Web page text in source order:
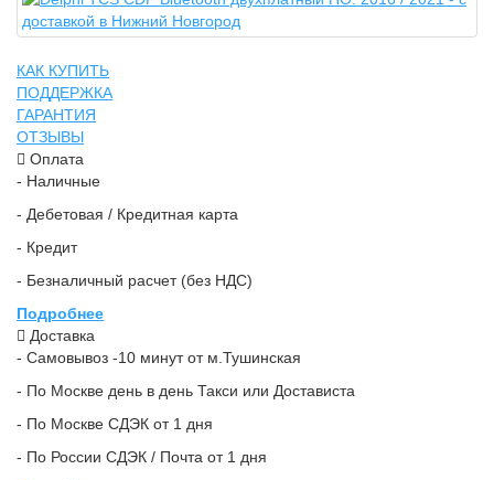
КАК КУПИТЬ
ПОДДЕРЖКА
ГАРАНТИЯ
ОТЗЫВЫ
Оплата
- Наличные
- Дебетовая / Кредитная карта
- Кредит
- Безналичный расчет (без НДС)
Подробнее
Доставка
- Самовывоз -10 минут от м.Тушинская
- По Москве день в день Такси или Достависта
- По Москве СДЭК от 1 дня
- По России СДЭК / Почта от 1 дня